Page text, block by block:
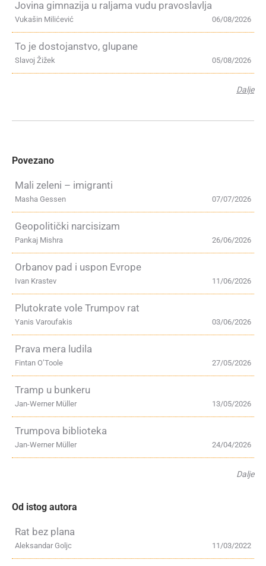
Jovina gimnazija u raljama vudu pravoslavlja
06/08/2026
Vukašin Milićević
To je dostojanstvo, glupane
05/08/2026
Slavoj Žižek
Dalje
Povezano
Mali zeleni – imigranti
07/07/2026
Masha Gessen
Geopolitički narcisizam
26/06/2026
Pankaj Mishra
Orbanov pad i uspon Evrope
11/06/2026
Ivan Krastev
Plutokrate vole Trumpov rat
03/06/2026
Yanis Varoufakis
Prava mera ludila
27/05/2026
Fintan O’Toole
Tramp u bunkeru
13/05/2026
Jan-Werner Müller
Trumpova biblioteka
24/04/2026
Jan-Werner Müller
Dalje
Od istog autora
Rat bez plana
11/03/2022
Aleksandar Goljc